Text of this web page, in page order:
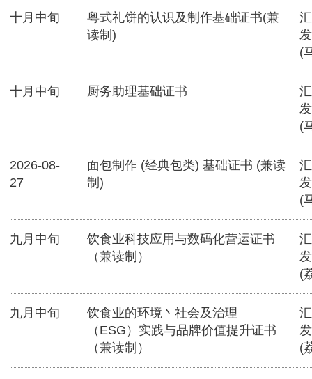
十月中旬
粤式礼饼的认识及制作基础证书(兼
读制)
(
十月中旬 厨务助理基础证书
(
2026-08-
27
面包制作 (经典包类) 基础证书 (兼读
制)
(
九月中旬
饮食业科技应用与数码化营运证书
（兼读制）
(
九月中旬
饮食业的环境丶社会及治理
（ESG）实践与品牌价值提升证书
（兼读制）
(